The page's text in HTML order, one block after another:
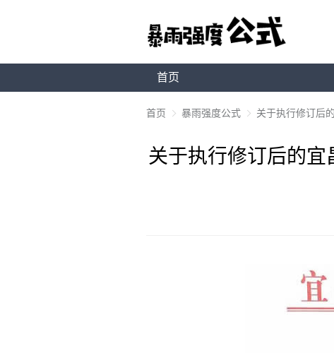
首页
首页 暴雨强度公式 关于执行修订后
关于执行修订后的宜